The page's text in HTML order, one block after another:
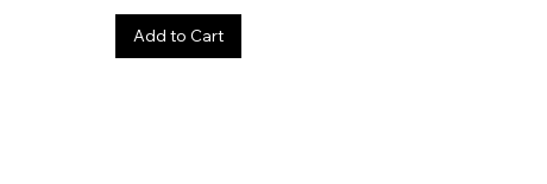
Add to Cart